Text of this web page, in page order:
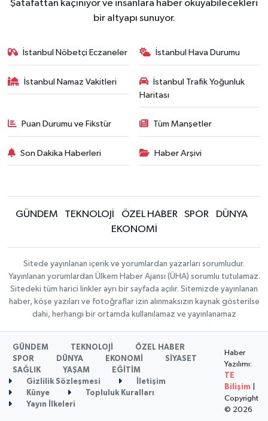
Şatafattan kaçınıyor ve insanlara haber okuyabilecekleri
bir altyapı sunuyor.
İstanbul Nöbetçi Eczaneler İstanbul Hava Durumu
İstanbul Namaz Vakitleri
İstanbul Trafik Yoğunluk
Haritası
Puan Durumu ve Fikstür Tüm Manşetler
Son Dakika Haberleri Haber Arşivi
GÜNDEM TEKNOLOJİ ÖZEL HABER SPOR
DÜNYA
EKONOMİ
Sitede yayınlanan içerik ve yorumlardan yazarları sorumludur.
Yayınlanan yorumlardan Ülkem Haber Ajansı (ÜHA) sorumlu tutulamaz.
Sitedeki tüm harici linkler ayrı bir sayfada açılır. Sitemizde yayınlanan
haber, köşe yazıları ve fotoğraflar izin alınmaksızın kaynak gösterilse
dahi, herhangi bir ortamda kullanılamaz ve yayınlanamaz
GÜNDEM TEKNOLOJİ
ÖZEL HABER
SPOR
DÜNYA EKONOMİ
SİYASET
SAĞLIK
YAŞAM
EĞİTİM
Gizlilik Sözleşmesi
İletişim
Künye
Topluluk Kuralları
Yayın İlkeleri
Haber
Yazılımı:
TE
Bilişim
Copyright
© 2026